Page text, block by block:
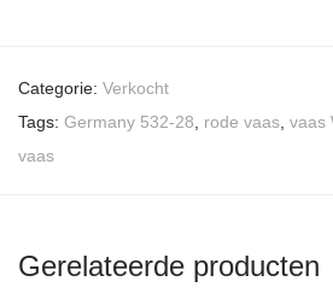
Categorie: Verkocht
Tags: Germany 532-28 rode vaas vaas
vaas
Gerelateerde producten